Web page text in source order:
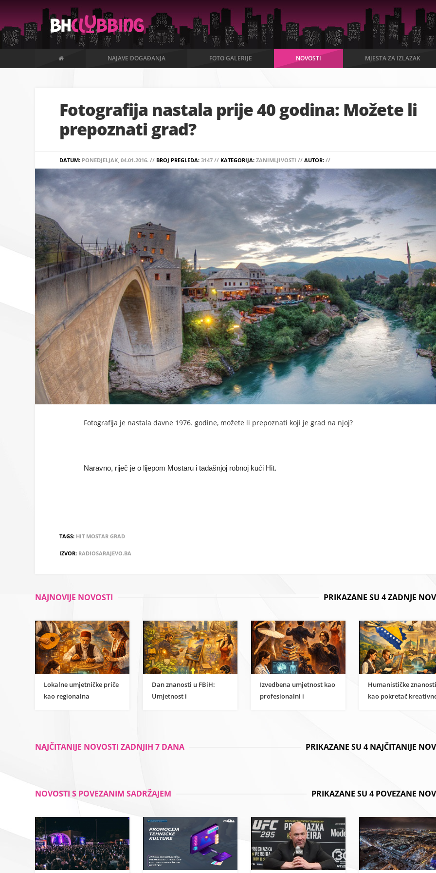
NAJAVE DOGAĐANJA FOTO GALERIJE NOVOSTI MJESTA ZA IZLAZAK
Fotografija nastala prije 40 godina: Možete li
prepoznati grad?
DATUM: PONEDJELJAK, 04.01.2016. // BROJ PREGLEDA: 3147 // KATEGORIJA: ZANIMLJIVOSTI // AUTOR: //
Fotografija je nastala davne 1976. godine, možete li prepoznati koji je grad na njoj?
Naravno, riječ je o lijepom Mostaru i tadašnjoj robnoj kući Hit.
TAGS: HIT MOSTAR GRAD
IZVOR: RADIOSARAJEVO.BA
NAJNOVIJE NOVOSTI PRIKAZANE SU 4 ZADNJE
Lokalne umjetničke priče
kao regionalna
umjetnosti
Dan znanosti u FBiH:
Umjetnost i
Izvedbena umjetnost kao
profesionalni i
Humanističke
kao pokretač
NAJČITANIJE NOVOSTI ZADNJIH 7 DANA PRIKAZANE SU 4 NAJČITANIJE
NOVOSTI S POVEZANIM SADRŽAJEM PRIKAZANE SU 4 POVEZANE